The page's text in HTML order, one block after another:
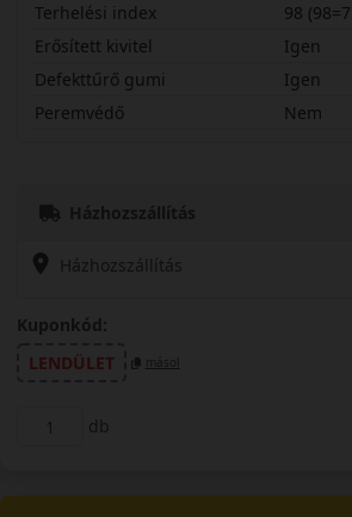
Terhelési index
98
Erősített kivitel
Igen
Defekttűrő gumi
Igen
Peremvédő
Nem
Házhozszállítás
Házhozszállítás
Kuponkód:
LENDÜLET
másol
db